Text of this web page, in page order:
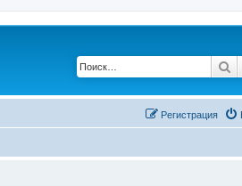
Регистрация